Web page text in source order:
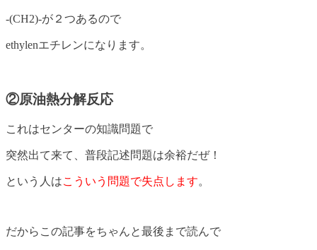
-(CH2)-が２つあるので
ethylenエチレンになります。
②原油熱分解反応
これはセンターの知識問題で
突然出て来て、普段記述問題は余裕だぜ！
という人はこういう問題で失点します。
だからこの記事をちゃんと最後まで読んで